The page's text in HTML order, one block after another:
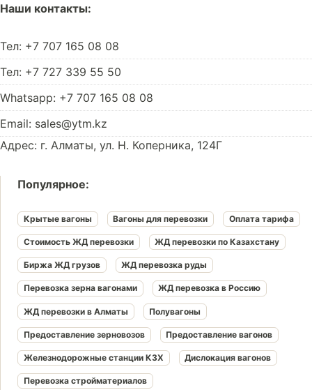
Наши контакты:
Тел: +7 707 165 08 08
Тел: +7 727 339 55 50
Whatsapp: +7 707 165 08 08
Email: sales@ytm.kz
Адрес: г. Алматы, ул. Н. Коперника, 124Г
Популярное:
Крытые вагоны Вагоны для перевозки Оплата тарифа
Стоимость ЖД перевозки ЖД перевозки по Казахстану
Биржа ЖД грузов ЖД перевозка руды
Перевозка зерна вагонами ЖД перевозка в Россию
ЖД перевозки в Алматы Полувагоны
Предоставление зерновозов Предоставление вагонов
Железнодорожные станции КЗХ Дислокация вагонов
Перевозка стройматериалов